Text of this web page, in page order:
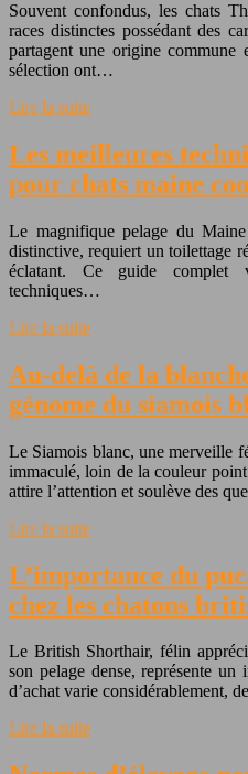
Souvent confondus, les chats
races distinctes possédant des
partagent une origine
sélection ont…
Lire la suite
Les meilleures
pour chats maine
Le magnifique pelage du
distinctive, requiert un toilettage
éclatant. Ce guide complet
techniques…
Lire la suite
Au-delà de la
génome du siamois
Le Siamois blanc, une merveille
immaculé, loin de la couleur point
attire l’attention et soulève des
Lire la suite
L’importance du
chez les chatons
Le British Shorthair, félin
son pelage dense, représente
d’achat varie considérablement,
Lire la suite